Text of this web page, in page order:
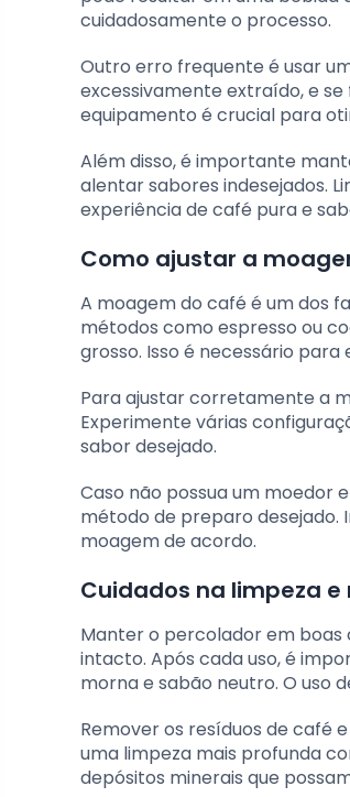
cuidadosamente o processo.
Outro erro frequente é usar
excessivamente extraído, e
equipamento é crucial para
Além disso, é importante
alentar sabores indesejados.
experiência de café pura e
Como ajustar a
A moagem do café é um dos
métodos como espresso ou
grosso. Isso é necessário
Para ajustar corretamente a
Experimente várias
sabor desejado.
Caso não possua um moedor
método de preparo desejado.
moagem de acordo.
Cuidados na limpeza
Manter o percolador em boas
intacto. Após cada uso, é
morna e sabão neutro. O uso
Remover os resíduos de café
uma limpeza mais profunda
depósitos minerais que